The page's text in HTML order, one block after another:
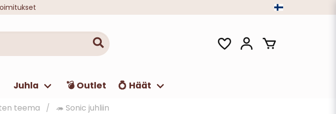
Juhla 💣 Outlet 💍 Häät
teema 🦔 Sonic juhliin